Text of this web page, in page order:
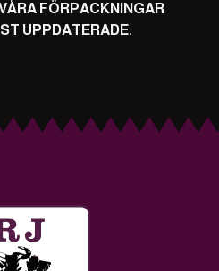
FÖRPACKNINGAR
UPPDATERADE.